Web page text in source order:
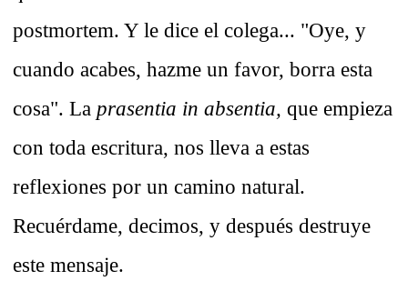
postmortem. Y le dice el colega... "Oye, y
cuando acabes, hazme un favor, borra esta
cosa". La prasentia in absentia, que empieza
con toda escritura, nos lleva a estas
reflexiones por un camino natural.
Recuérdame, decimos, y después destruye
este mensaje.